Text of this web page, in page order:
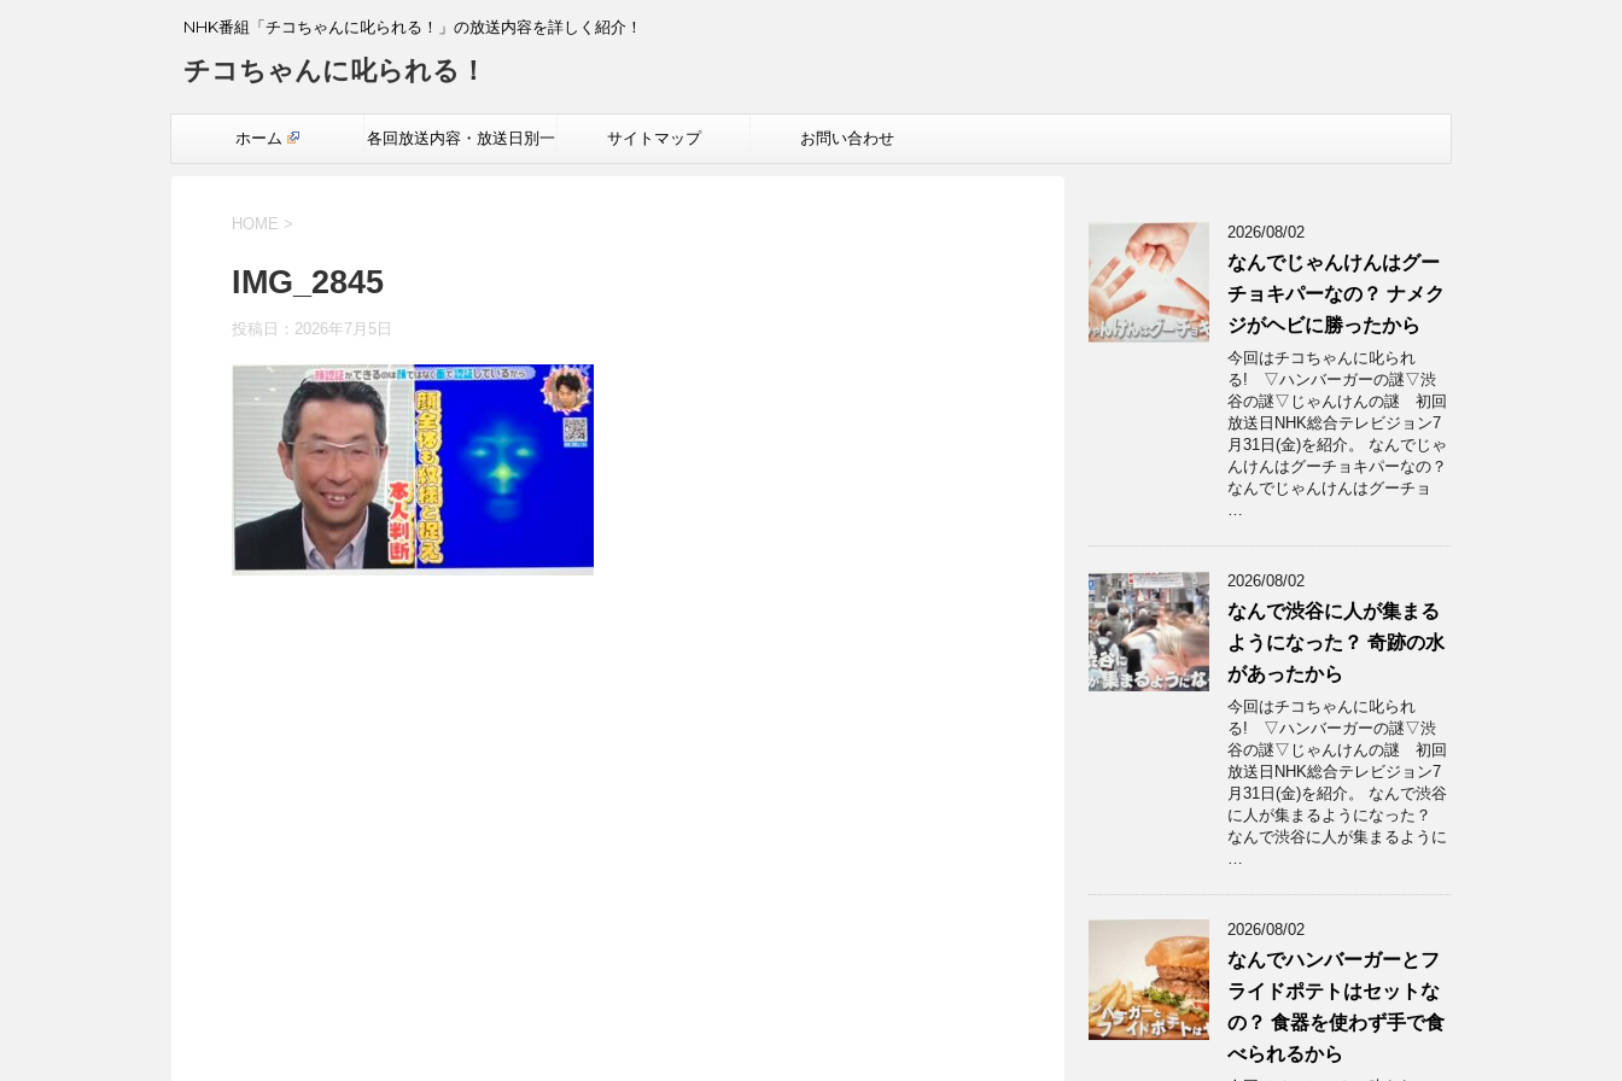
NHK番組「チコちゃんに叱られる！」の放送内容を詳しく紹介！
チコちゃんに叱られる！
ホーム 各回放送内容・放送日別一 サイトマップ お問い合わせ
HOME >
IMG_2845
投稿日： 2026年7月5日
2026/08/02
なんでじゃんけんはグー
チョキパーなの？ ナメク
ジがヘビに勝ったから
今回はチコちゃんに叱られ
る! ▽ハンバーガーの謎▽渋
谷の謎▽じゃんけんの謎 初回
放送日NHK総合テレビジョン7
月31日(金)を紹介。 なんでじゃ
んけんはグーチョキパーなの？
なんでじゃんけんはグーチョ
…
2026/08/02
なんで渋谷に人が集まる
ようになった？ 奇跡の水
があったから
今回はチコちゃんに叱られ
る! ▽ハンバーガーの謎▽渋
谷の謎▽じゃんけんの謎 初回
放送日NHK総合テレビジョン7
月31日(金)を紹介。 なんで渋谷
に人が集まるようになった？
なんで渋谷に人が集まるように
…
2026/08/02
なんでハンバーガーとフ
ライドポテトはセットな
の？ 食器を使わず手で食
べられるから